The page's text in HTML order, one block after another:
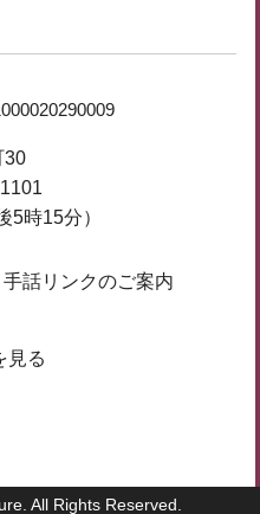
30
5時15分）
手話リンクのご案内
見る
All Rights Reserved.